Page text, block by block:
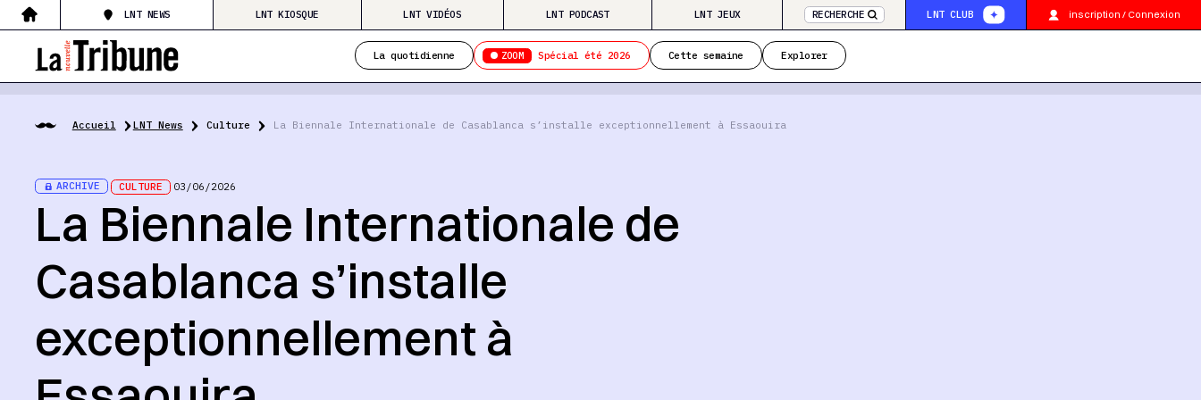
LNT NEWS LNT KIOSQUE LNT VIDÉOS LNT PODCAST LNT JEUX RECHERCHE LNT CLUB inscription / Connexion
La quotidienne ZOOM Spécial été 2026 Cette semaine Explorer
Accueil LNT News Culture La Biennale Internationale de Casablanca s’installe exceptionnellement à Essaouira
ARCHIVE CULTURE 03/06/2026
La Biennale Internationale de
Casablanca s’installe
exceptionnellement à